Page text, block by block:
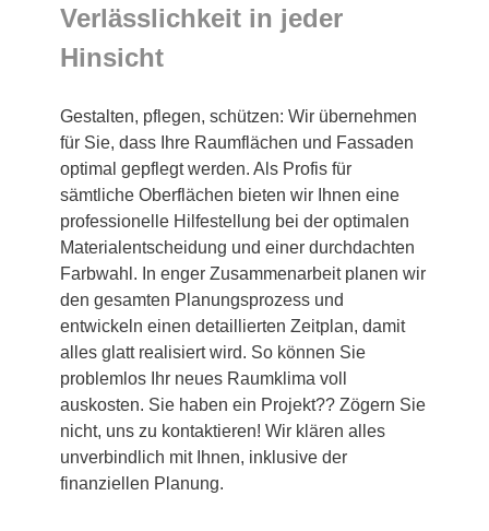
Verlässlichkeit in jeder
Hinsicht
Gestalten, pflegen, schützen: Wir übernehmen
für Sie, dass Ihre Raumflächen und Fassaden
optimal gepflegt werden. Als Profis für
sämtliche Oberflächen bieten wir Ihnen eine
professionelle Hilfestellung bei der optimalen
Materialentscheidung und einer durchdachten
Farbwahl. In enger Zusammenarbeit planen wir
den gesamten Planungsprozess und
entwickeln einen detaillierten Zeitplan, damit
alles glatt realisiert wird. So können Sie
problemlos Ihr neues Raumklima voll
auskosten. Sie haben ein Projekt?? Zögern Sie
nicht, uns zu kontaktieren! Wir klären alles
unverbindlich mit Ihnen, inklusive der
finanziellen Planung.